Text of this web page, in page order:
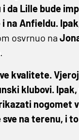
da Lille bude
na Anfieldu.
osvrnuo na
kvalitete.
klubovi. Ipak,
nogomet
na terenu, i